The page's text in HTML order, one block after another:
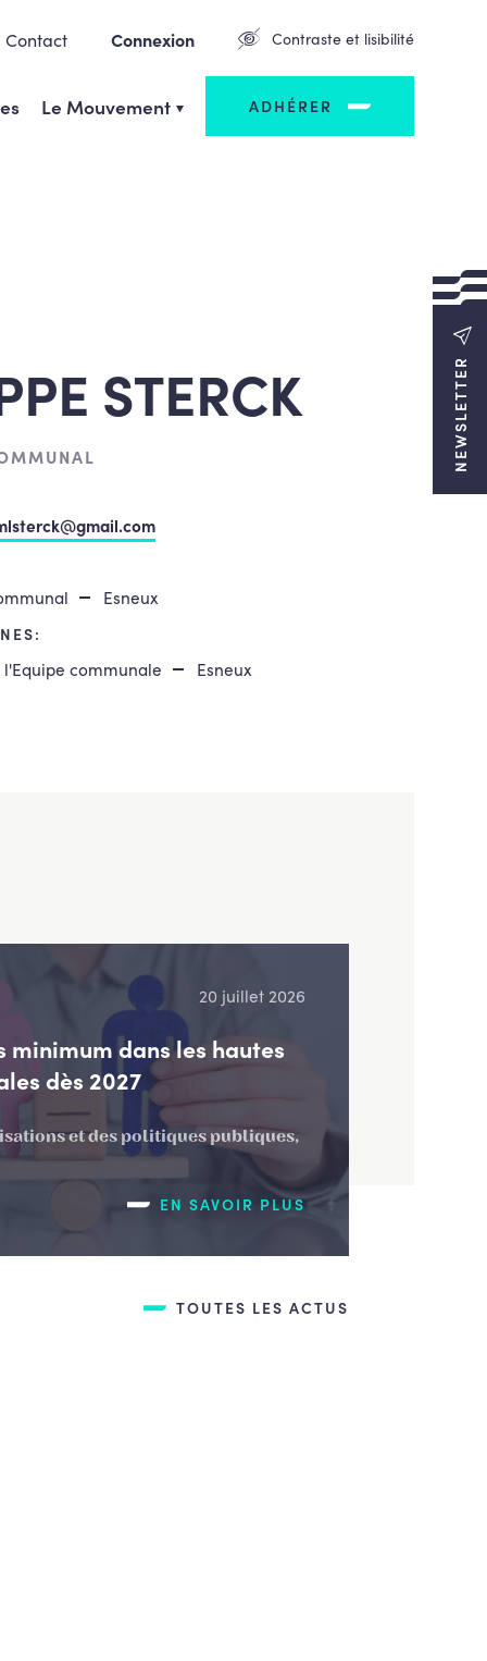
Contact Connexion Contraste et lisibilité
Le Mouvement ADHÉRER
NEWSLETTER
STERCK
Esneux
communale Esneux
20 juillet 2026
minimum dans les hautes
dès 2027
et des politiques publiques,
EN SAVOIR PLUS
TOUTES LES ACTUS